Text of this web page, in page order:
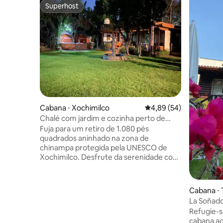
Superhost
Superhost
Cabana ⋅ Xochimilco 4,89 de uma avaliação
4,89 (54)
Chalé com jardim e cozinha perto de
chinampas
Fuja para um retiro de 1.080 pés
quadrados aninhado na zona de
chinampa protegida pela UNESCO de
Xochimilco. Desfrute da serenidade com
Cabana ⋅
La
natureza
Refugie-
cabana